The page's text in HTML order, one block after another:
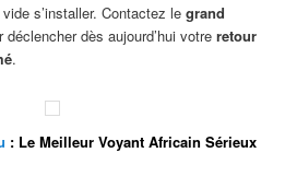
s’installer. Contactez legrand
déclencher dès aujourd’hui votreretour
.
: Le Meilleur Voyant Africain Sérieux